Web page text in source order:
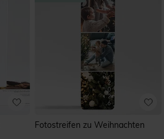
Fotostreifen zu Weihnachten